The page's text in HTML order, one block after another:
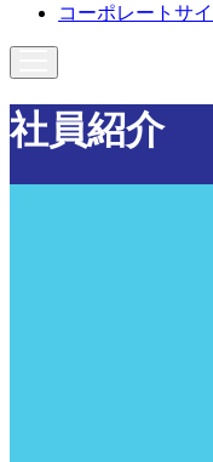
コーポレートサイ
社員紹介